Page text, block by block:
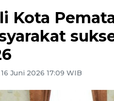
Kota
16 Juni 2026 17:09 WIB